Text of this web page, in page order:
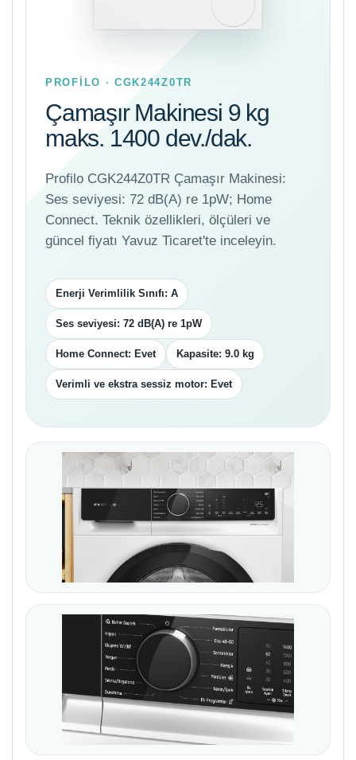
PROFİLO · CGK244Z0TR
Çamaşır Makinesi 9 kg
maks. 1400 dev./dak.
Profilo CGK244Z0TR Çamaşır Makinesi:
Ses seviyesi: 72 dB(A) re 1pW; Home
Connect. Teknik özellikleri, ölçüleri ve
güncel fiyatı Yavuz Ticaret'te inceleyin.
Enerji Verimlilik Sınıfı: A
Ses seviyesi: 72 dB(A) re 1pW
Home Connect: Evet Kapasite: 9.0 kg
Verimli ve ekstra sessiz motor: Evet